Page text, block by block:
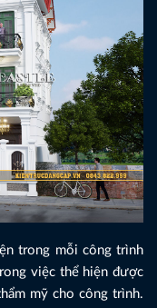
trong mỗi công trình
việc thể hiện được
mỹ cho công trình.